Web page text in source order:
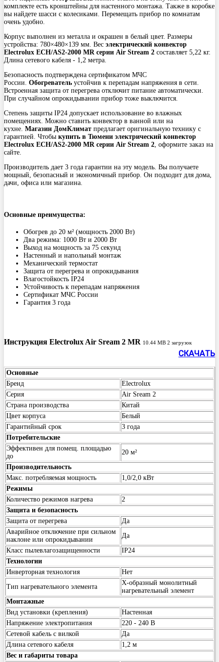
комплекте есть кронштейны для настенного монтажа. Также в коробке
вы найдете шасси с колесиками. Перемещать прибор по комнатам
очень удобно.
Корпус выполнен из металла и окрашен в белый цвет. Размеры
устройства: 780×480×139 мм. Вес электрический конвектор
Electrolux ECH/AS2-2000 MR серии Air Stream 2 составляет 5,22 кг.
Длина сетевого кабеля - 1,2 метра.
Безопасность подтверждена сертификатом МЧС
России. Обогреватель устойчив к перепадам напряжения в сети.
Встроенная защита от перегрева отключит питание автоматически.
При случайном опрокидывании прибор тоже выключится.
Степень защиты IP24 допускает использование во влажных
помещениях. Можно ставить конвектор в ванной или на
кухне. Магазин ДомКлимат предлагает оригинальную технику с
гарантией. Чтобы купить в Тюмени электрический конвектор
Electrolux ECH/AS2-2000 MR серии Air Stream 2, оформите заказ на
сайте.
Производитель дает 3 года гарантии на эту модель. Вы получаете
мощный, безопасный и экономичный прибор. Он подходит для дома,
дачи, офиса или магазина.
Основные преимущества:
Обогрев до 20 м² (мощность 2000 Вт)
Два режима: 1000 Вт и 2000 Вт
Выход на мощность за 75 секунд
Настенный и напольный монтаж
Механический термостат
Защита от перегрева и опрокидывания
Влагостойкость IP24
Устойчивость к перепадам напряжения
Сертификат МЧС России
Гарантия 3 года
Инструкция Electrolux Air Sream 2 MR 10.44 MB 2 загрузок
СКАЧАТЬ
Основные
Бренд
Electrolux
Серия
Air Sream 2
Страна производства
Китай
Цвет корпуса
Белый
Гарантийный срок
3 года
Потребительские
Эффективен для помещ. площадью
до
20 м²
Производительность
Макс. потребляемая мощность
1,0/2,0 кВт
Режимы
Количество режимов нагрева
2
Защита и безопасность
Защита от перегрева
Да
Аварийное отключение при сильном
наклоне или опрокидывании
Да
Класс пылевлагозащищенности
IP24
Технологии
Инверторная технология
Нет
Тип нагревательного элемента
Х-образный монолитный
нагревательный элемент
Монтажные
Вид установки (крепления)
Настенная
Напряжение электропитания
220 - 240 В
Сетевой кабель с вилкой
Да
Длина сетевого кабеля
1,2 м
Вес и габариты товара